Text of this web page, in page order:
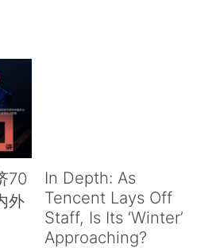
70
外
In Depth: As
Tencent Lays Off
Staff, Is Its ‘Winter’
Approaching?